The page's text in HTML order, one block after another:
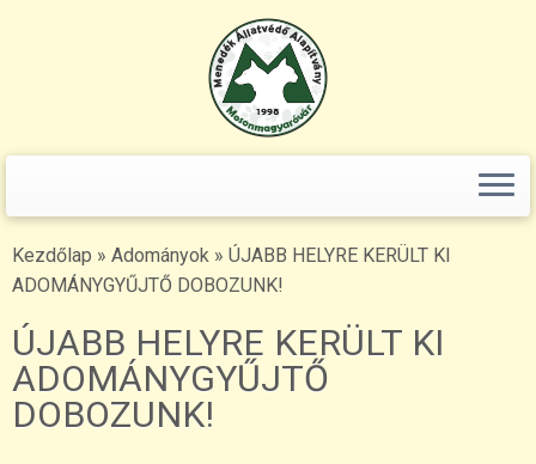
to
Kezdőlap » Adományok » ÚJABB HELYRE KERÜLT KI
ADOMÁNYGYŰJTŐ DOBOZUNK!
ÚJABB HELYRE KERÜLT KI
ADOMÁNYGYŰJTŐ
DOBOZUNK!